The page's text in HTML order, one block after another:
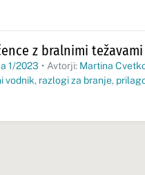
z bralnimi
1/2023 • Avtorji: Martina
vodnik, razlogi za branje,